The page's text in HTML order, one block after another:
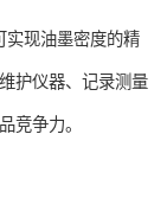
实现油墨密度的精
护仪器、记录测量
竞争力。